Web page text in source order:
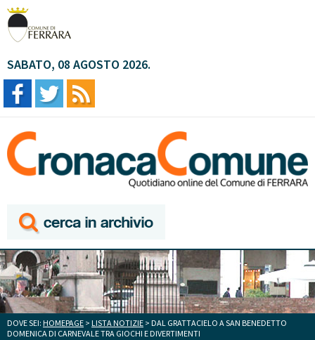
SABATO, 08 AGOSTO 2026.
DOVE SEI: HOMEPAGE > LISTA NOTIZIE > DAL GRATTACIELO A SAN BENEDETTO
DOMENICA DI CARNEVALE TRA GIOCHI E DIVERTIMENTI